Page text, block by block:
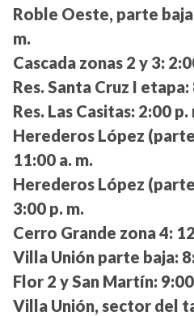
Roble Oeste, parte
m.
Cascada zonas 2 y 3:
Res. Santa Cruz I etapa:
Res. Las Casitas: 2:00 p.
Herederos López
11:00 a. m.
Herederos López
3:00 p. m.
Cerro Grande zona 4:
Villa Unión parte baja:
Flor 2 y San Martín:
Villa Unión, sector del